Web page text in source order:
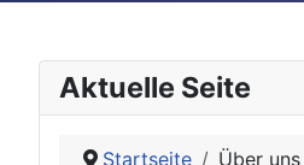
Aktuelle Seite
Startseite Über uns